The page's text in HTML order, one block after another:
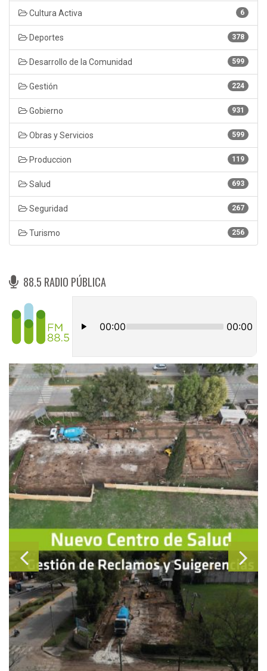
6
Cultura Activa
378
Deportes
599
Desarrollo de la Comunidad
224
Gestión
931
Gobierno
599
Obras y Servicios
119
Produccion
693
Salud
267
Seguridad
256
Turismo
88.5 RADIO PÚBLICA